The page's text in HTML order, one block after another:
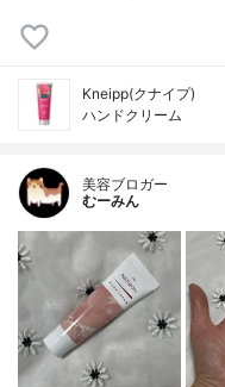
Kneipp(クナイプ)
ハンドクリーム
美容ブロガー
むーみん